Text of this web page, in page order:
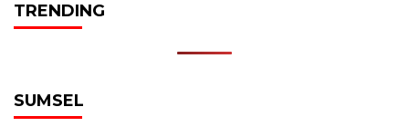
TRENDING
SUMSEL